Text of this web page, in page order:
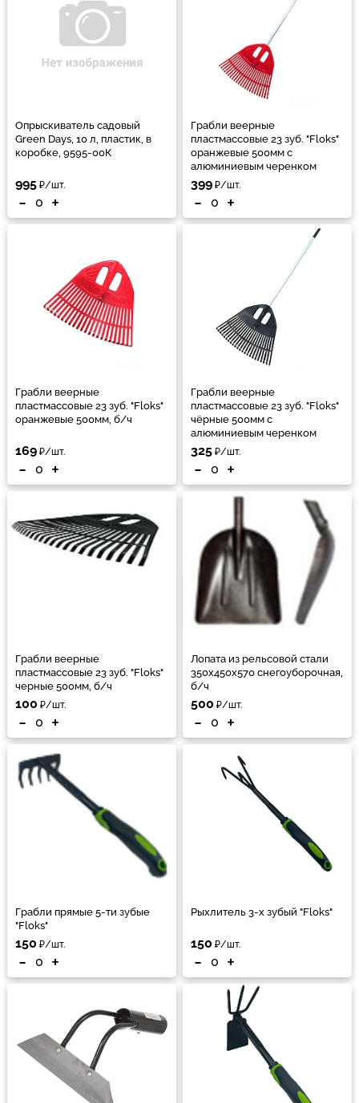
Опрыскиватель садовый
Green Days, 10 л, пластик, в
коробке, 9595-00К
995 ₽/шт.
- +
Грабли веерные
пластмассовые 23 зуб. "Floks"
оранжевые 500мм с
алюминиевым черенком
399 ₽/шт.
- +
Грабли веерные
пластмассовые 23 зуб. "Floks"
оранжевые 500мм, б/ч
169 ₽/шт.
- +
Грабли веерные
пластмассовые 23 зуб. "Floks"
чёрные 500мм с
алюминиевым черенком
325 ₽/шт.
- +
Грабли веерные
пластмассовые 23 зуб. "Floks"
черные 500мм, б/ч
100 ₽/шт.
- +
Лопата из рельсовой стали
350х450х570 снегоуборочная,
б/ч
500 ₽/шт.
- +
Грабли прямые 5-ти зубые
"Floks"
150 ₽/шт.
- +
Рыхлитель 3-х зубый "Floks"
150 ₽/шт.
- +